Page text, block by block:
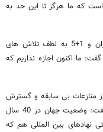
که ما هرگز تا این حد به
وی با بیان اینکه در یک سال گذشته مذاکرات ایران و 1+5 به لطف تلاش های
ما اکنون اجازه نداریم که
از منازعات بی سابقه و گسترش
تهدیدات در همه قاره ها سخن به میان آورد و گفت: وضعیت جهان در 40 سال
نهادهای بین المللی هم که